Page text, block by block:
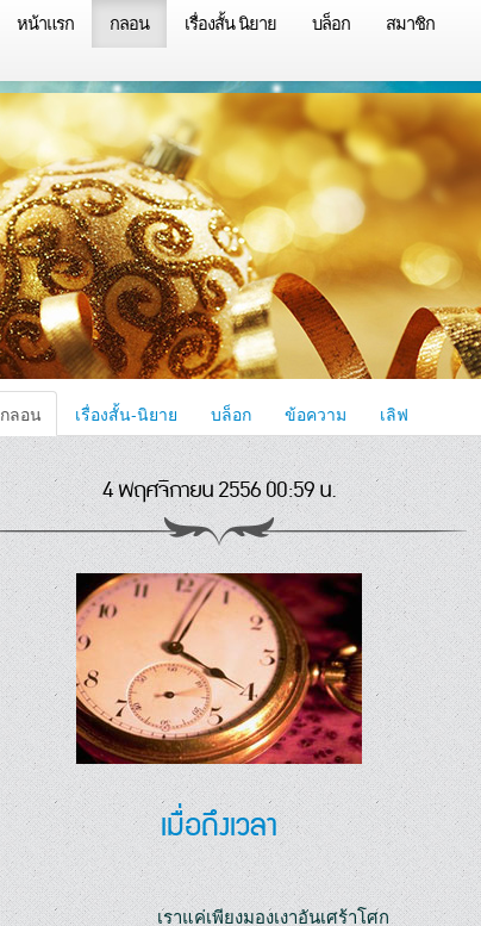
หน้าแรก กลอน เรื่องสั้น นิยาย บล็อก สมาชิก
กลอน เรื่องสั้น-นิยาย บล็อก ข้อความ เลิฟ
4 พฤศจิกายน 2556 00:59 น.
เมื่อถึงเวลา
เราแค่เพียงมองเงาอันเศร้าโศก